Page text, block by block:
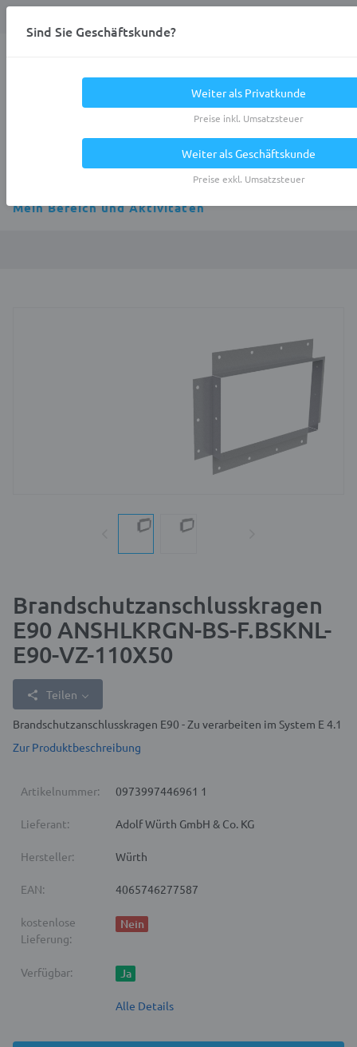
Mein Bereich und Aktivitäten
Brandschutzanschlusskragen
E90 ANSHLKRGN-BS-F.BSKNL-
E90-VZ-110X50
Teilen
Brandschutzanschlusskragen E90 - Zu verarbeiten im System E 4.1
Zur Produktbeschreibung
Artikelnummer: 0973997446961 1
Lieferant: Adolf Würth GmbH & Co. KG
Hersteller: Würth
EAN: 4065746277587
kostenlose
Lieferung:
Nein
Verfügbar: Ja
Alle Details
Sind Sie Geschäftskunde?
Weiter als Privatkunde
Preise inkl. Umsatzsteuer
Weiter als Geschäftskunde
Preise exkl. Umsatzsteuer